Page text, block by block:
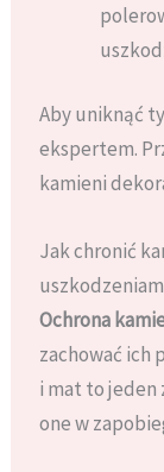
Aby uniknąć
ekspertem.
kamieni
Jak chronić
Ochrona
zachować ich
i mat to jeden
one w